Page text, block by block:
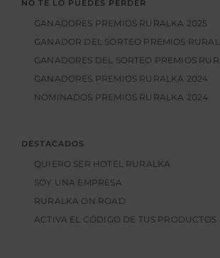
NO TE LO PUEDES PERDER
GANADORES PREMIOS RURALKA 2025
GANADOR DEL SORTEO PREMIOS
GANADORES DEL SORTEO PREMIOS
GANADORES PREMIOS RURALKA 2024
NOMINADOS PREMIOS RURALKA 2024
DESTACADOS
QUIERO SER HOTEL RURALKA
SOY UNA EMPRESA
RURALKA ON ROAD
ACTIVA EL CÓDIGO DE TUS PRODUCTOS